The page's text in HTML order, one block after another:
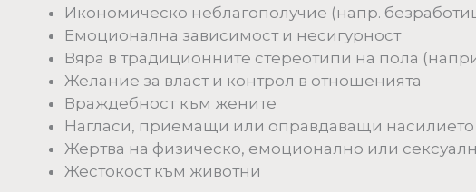
Икономическо неблагополучие (напр.
Емоционална зависимост и несигурност
Вяра в традиционните стереотипи на пола
Желание за власт и контрол в отношенията
Враждебност към жените
Нагласи, приемащи или оправдаващи насилието
Жертва на физическо, емоционално или
Жестокост към животни